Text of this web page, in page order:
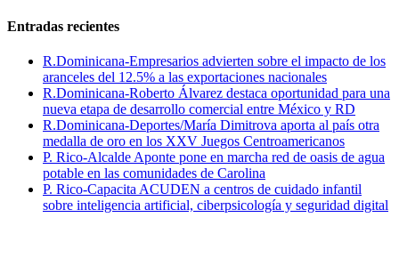
Entradas recientes
R.Dominicana-Empresarios advierten sobre el impacto de los
aranceles del 12.5% a las exportaciones nacionales
R.Dominicana-Roberto Álvarez destaca oportunidad para una
nueva etapa de desarrollo comercial entre México y RD
R.Dominicana-Deportes/María Dimitrova aporta al país otra
medalla de oro en los XXV Juegos Centroamericanos
P. Rico-Alcalde Aponte pone en marcha red de oasis de agua
potable en las comunidades de Carolina
P. Rico-Capacita ACUDEN a centros de cuidado infantil
sobre inteligencia artificial, ciberpsicología y seguridad digital